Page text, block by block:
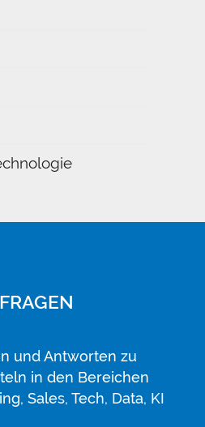
und Antworten zu
in den Bereichen
Sales, Tech, Data, KI